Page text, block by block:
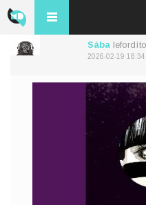
Sába
2026-02-19